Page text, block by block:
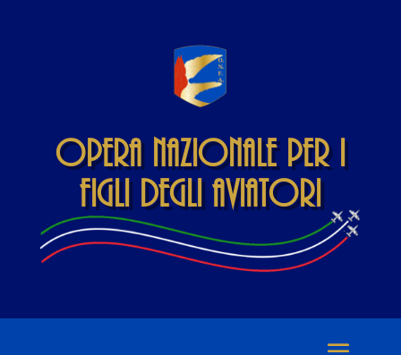
Opera Nazionale per i
Figli degli Aviatori